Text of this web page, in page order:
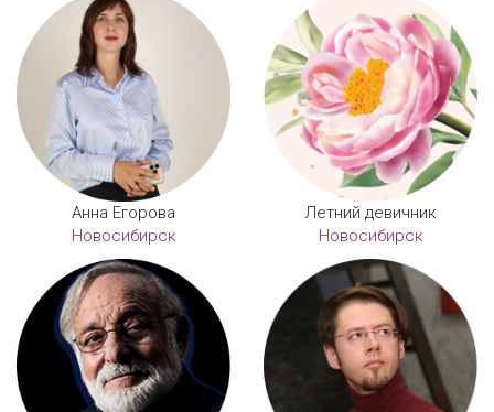
Анна Егорова
Новосибирск
Летний девичник
Новосибирск